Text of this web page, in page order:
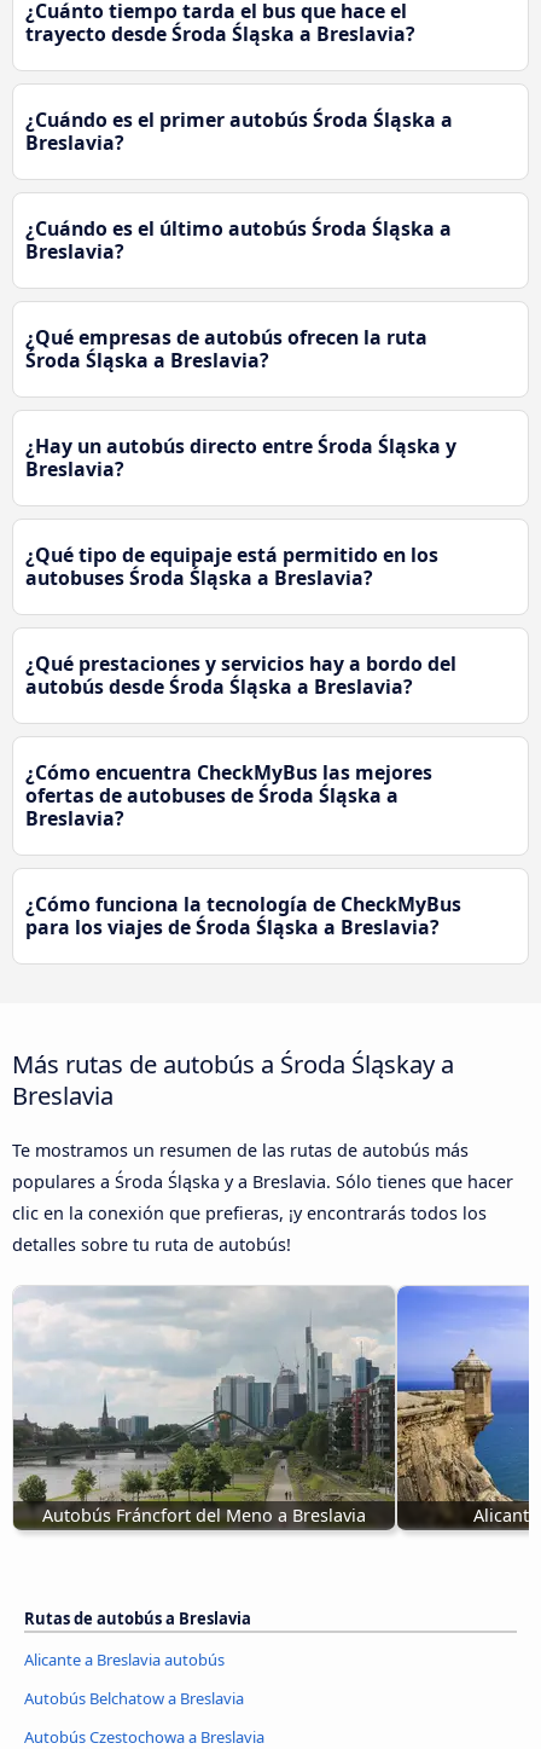
¿Cuánto tiempo tarda el bus que hace el
trayecto desde Środa Śląska a Breslavia?
¿Cuándo es el primer autobús Środa Śląska a
Breslavia?
¿Cuándo es el último autobús Środa Śląska a
Breslavia?
¿Qué empresas de autobús ofrecen la ruta
Środa Śląska a Breslavia?
¿Hay un autobús directo entre Środa Śląska y
Breslavia?
¿Qué tipo de equipaje está permitido en los
autobuses Środa Śląska a Breslavia?
¿Qué prestaciones y servicios hay a bordo del
autobús desde Środa Śląska a Breslavia?
¿Cómo encuentra CheckMyBus las mejores
ofertas de autobuses de Środa Śląska a
Breslavia?
¿Cómo funciona la tecnología de CheckMyBus
para los viajes de Środa Śląska a Breslavia?
Más rutas de autobús a Środa Śląskay a
Breslavia
Te mostramos un resumen de las rutas de autobús más
populares a Środa Śląska y a Breslavia. Sólo tienes que hacer
clic en la conexión que prefieras, ¡y encontrarás todos los
detalles sobre tu ruta de autobús!
Autobús Fráncfort del Meno a Breslavia
Rutas de autobús a Breslavia
Alicante a Breslavia autobús
Autobús Belchatow a Breslavia
Autobús Czestochowa a Breslavia